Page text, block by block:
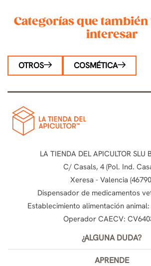
Categorías que
interesar
OTROS COSMÉTICA
LA TIENDA DEL APICULTOR SLU
C/ Casals, 4 (Pol. Ind.
Xeresa - Valencia
Dispensador de medicamentos
Establecimiento alimentación animal:
Operador CAECV:
¿ALGUNA DUDA?
APRENDE